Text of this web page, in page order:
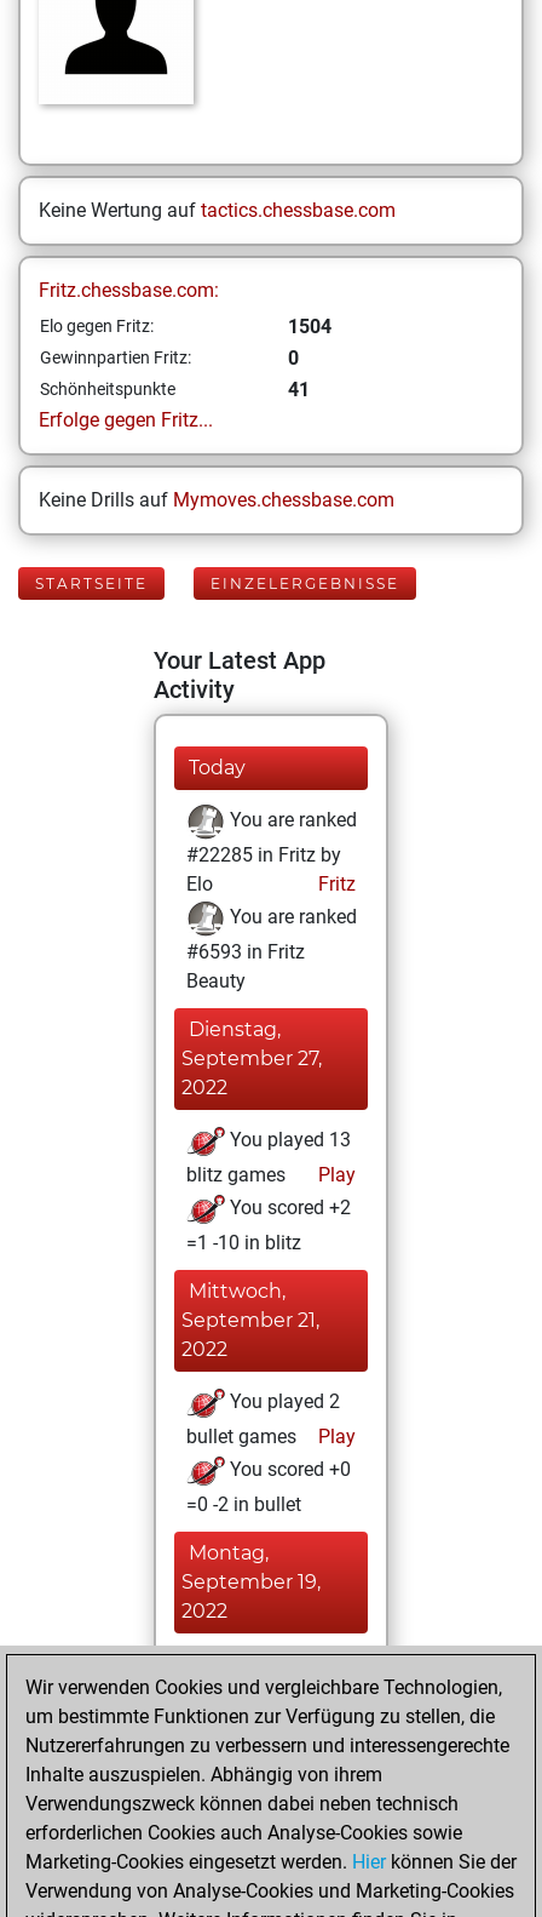
Keine Wertung auf tactics.chessbase.com
Fritz.chessbase.com:
Elo gegen Fritz: 1504
Gewinnpartien Fritz: 0
Schönheitspunkte
41
Erfolge gegen Fritz...
Keine Drills auf Mymoves.chessbase.com
STARTSEITE EINZELERGEBNISSE
Your Latest App
Activity
Today
You are ranked
#22285 in Fritz by
Elo
Fritz
You are ranked
#6593 in Fritz
Beauty
Dienstag,
September 27,
2022
You played 13
blitz games
Play
You scored +2
=1 -10 in blitz
Mittwoch,
September 21,
2022
You played 2
bullet games
Play
You scored +0
=0 -2 in bullet
Montag,
September 19,
2022
BeautyScore of 41
Fritz
achieved a new Elo
of 1504
Donnerstag,
September 15,
2022
Wir verwenden Cookies und vergleichbare Technologien,
um bestimmte Funktionen zur Verfügung zu stellen, die
Nutzererfahrungen zu verbessern und interessengerechte
Inhalte auszuspielen. Abhängig von ihrem
Verwendungszweck können dabei neben technisch
erforderlichen Cookies auch Analyse-Cookies sowie
Marketing-Cookies eingesetzt werden. Hierkönnen Sie der
Verwendung von Analyse-Cookies und Marketing-Cookies